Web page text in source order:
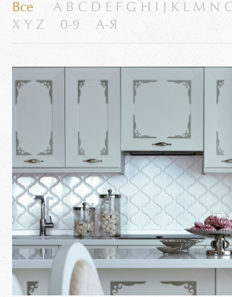
Все A B C D E F G H K L M N
X Y Z 0-9 А-Я